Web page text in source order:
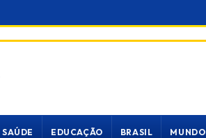
SAÚDE EDUCAÇÃO BRASIL MUNDO